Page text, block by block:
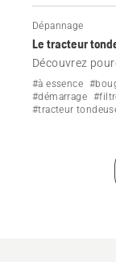
Dépannage
Le tracteur
Découvrez
démarre
problème.
#à essence
#démarrage
#tracteur